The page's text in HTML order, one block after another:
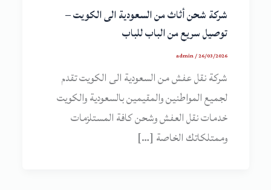
شركة شحن أثاث من السعودية الى الكويت –
توصيل سريع من الباب للباب
admin/26/03/2026
شركة نقل عفش من السعودية الى الكويت تقدم
لجميع المواطنين والمقيمين بالسعودية والكويت
خدمات نقل العفش وشحن كافة المستلزمات
وممتلكاتك الخاصة […]